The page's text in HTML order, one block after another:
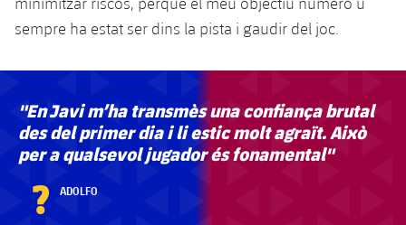
sempre ha estat ser dins la pista i gaudir del joc.
"En Javi m’ha transmès una confiança brutal
des del primer dia i li estic molt agraït. Això
per a qualsevol jugador és fonamental"
? ADOLFO